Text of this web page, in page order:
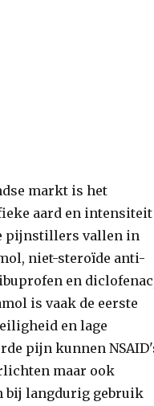
markt is het
aard en intensiteit
pijnstillers vallen in
niet-steroïde anti-
en
is vaak de eerste
en lage
pijn kunnen
maar ook
bij langdurig gebruik